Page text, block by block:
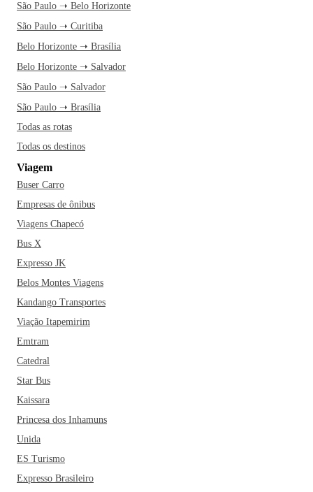
São Paulo ➝ Belo Horizonte
São Paulo ➝ Curitiba
Belo Horizonte ➝ Brasília
Belo Horizonte ➝ Salvador
São Paulo ➝ Salvador
São Paulo ➝ Brasília
Todas as rotas
Todas os destinos
Viagem
Buser Carro
Empresas de ônibus
Viagens Chapecó
Bus X
Expresso JK
Belos Montes Viagens
Kandango Transportes
Viação Itapemirim
Emtram
Catedral
Star Bus
Kaissara
Princesa dos Inhamuns
Unida
ES Turismo
Expresso Brasileiro